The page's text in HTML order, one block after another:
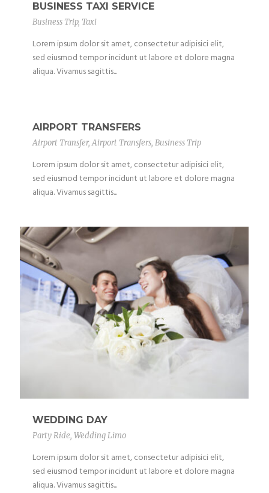
BUSINESS TAXI SERVICE
Business Trip, Taxi
Lorem ipsum dolor sit amet, consectetur adipisici elit,
sed eiusmod tempor incidunt ut labore et dolore magna
aliqua. Vivamus sagittis...
AIRPORT TRANSFERS
Airport Transfer, Airport Transfers, Business Trip
Lorem ipsum dolor sit amet, consectetur adipisici elit,
sed eiusmod tempor incidunt ut labore et dolore magna
aliqua. Vivamus sagittis...
WEDDING DAY
Party Ride, Wedding Limo
Lorem ipsum dolor sit amet, consectetur adipisici elit,
sed eiusmod tempor incidunt ut labore et dolore magna
aliqua. Vivamus sagittis...